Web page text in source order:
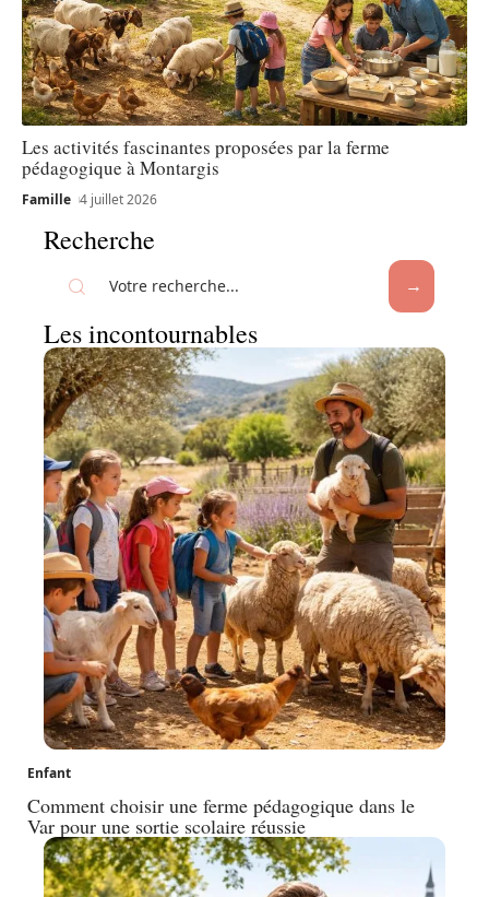
Les activités fascinantes proposées par la ferme
pédagogique à Montargis
Famille 4 juillet 2026
Recherche
Les incontournables
Enfant
Comment choisir une ferme pédagogique dans le
Var pour une sortie scolaire réussie